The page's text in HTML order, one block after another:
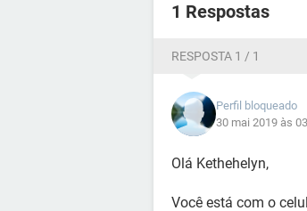
1 Respostas
RESPOSTA 1 / 1
Perfil bloqueado
30 mai 2019 às
Olá Kethehelyn,
Você está com o